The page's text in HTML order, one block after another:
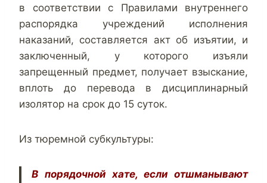
в соответствии с Правилами внутреннего
распорядка учреждений исполнения
наказаний, составляется акт об изъятии, и
заключенный, у которого изъяли
запрещенный предмет, получает взыскание,
вплоть до перевода в дисциплинарный
изолятор на срок до 15 суток.
Из тюремной субкультуры:
В порядочной хате, если отшманывают